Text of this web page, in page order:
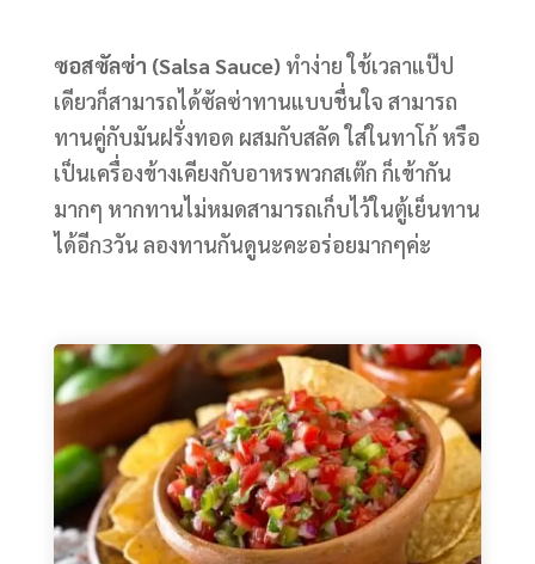
ซอสซัลซ่า (Salsa Sauce)ทำง่าย ใช้เวลาแป๊ป
เดียวก็สามารถได้ซัลซ่าทานแบบชื่นใจ สามารถ
ทานคู่กับมันฝรั่งทอด ผสมกับสลัด ใส่ในทาโก้ หรือ
เป็นเครื่องข้างเคียงกับอาหรพวกสเต๊ก ก็เข้ากัน
มากๆ หากทานไม่หมดสามารถเก็บไว้ในตู้เย็นทาน
ได้อีก3วัน ลองทานกันดูนะคะอร่อยมากๆค่ะ